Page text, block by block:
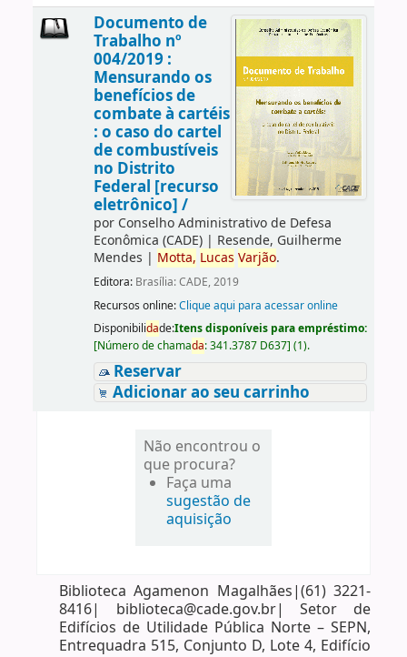
Documento de
Trabalho nº
004/2019 :
Mensurando os
benefícios de
combate à cartéis
: o caso do cartel
de combustíveis
no Distrito
Federal [recurso
eletrônico] /
por Conselho Administrativo de Defesa
Econômica (CADE)| Resende, Guilherme
Mendes | Motta, Lucas Varjão.
Editora: Brasília: CADE, 2019
Recursos online:Clique aqui para acessar online
Disponibilidade:Itens disponíveis para empréstimo:
[Número de chamada:341.3787 D637] (1).
Reservar
Adicionar ao seu carrinho
Não encontrou o
que procura?
Faça uma
sugestão de
aquisição
Biblioteca Agamenon Magalhães|(61) 3221-
8416| biblioteca@cade.gov.br| Setor de
Edifícios de Utilidade Pública Norte – SEPN,
Entrequadra 515, Conjunto D, Lote 4, Edifício